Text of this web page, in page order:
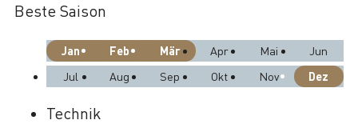
Beste Saison
Jan Feb Mär Apr Mai
Jun
Jul
Aug Sep Okt Nov Dez
Technik